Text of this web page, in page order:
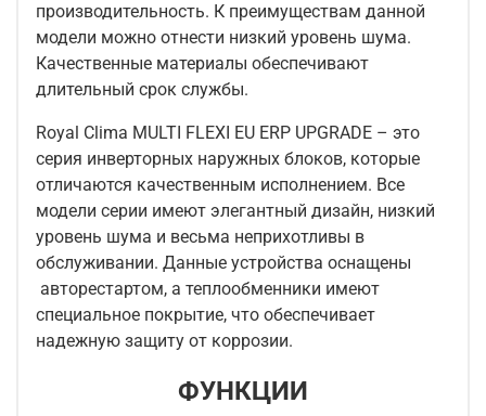
производительность. К преимуществам данной
модели можно отнести низкий уровень шума.
Качественные материалы обеспечивают
длительный срок службы.
Royal Clima MULTI FLEXI EU ERP UPGRADE – это
серия инверторных наружных блоков, которые
отличаются качественным исполнением. Все
модели серии имеют элегантный дизайн, низкий
уровень шума и весьма неприхотливы в
обслуживании. Данные устройства оснащены
авторестартом, а теплообменники имеют
специальное покрытие, что обеспечивает
надежную защиту от коррозии.
ФУНКЦИИ